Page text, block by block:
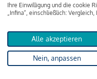
Lesen Sie meine
KreditindexDas
Ihre Einwilligung und die cookie
„Infina“, einschließlich:
Alle akzeptieren
Nein, anpassen